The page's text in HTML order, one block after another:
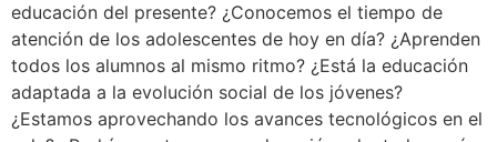
educación del presente? ¿Conocemos el tiempo de
atención de los adolescentes de hoy en día? ¿Aprenden
todos los alumnos al mismo ritmo? ¿Está la educación
adaptada a la evolución social de los jóvenes?
¿Estamos aprovechando los avances tecnológicos en el